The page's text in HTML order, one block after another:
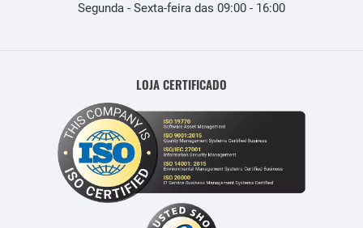
Segunda - Sexta-feira das 09:00 - 16:00
LOJA CERTIFICADO